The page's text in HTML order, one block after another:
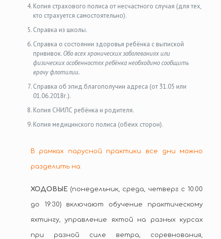
Копия страхового полиса от несчастного случая (для тех,
кто страхуется самостоятельно).
Справка из школы.
Справка о состоянии здоровья ребёнка с выпиской
прививок. Обо всех хронических заболеваниях или
физических особенностях ребёнка необходимо сообщить
врачу флотилии.
Справка об эпид.благополучии адреса (от 31.05 или
01.06.2018г.).
Копия СНИЛС ребёнка и родителя.
Копия медицинского полиса (обеих сторон).
В рамках парусной практики все дни можно
разделить на:
ХОДОВЫЕ(понедельник, среда, четверг с 10:00
до 19:30) включают обучение практическому
яхтингу, управление яхтой на разных курсах
при разной силе ветра, соревнования,